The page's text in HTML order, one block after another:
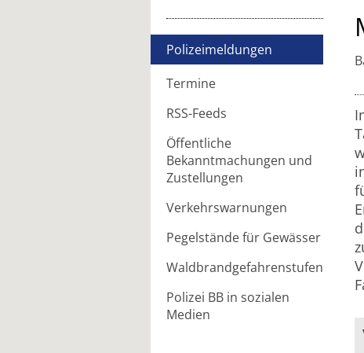
Polizeimeldungen
Termine
RSS-Feeds
Öffentliche
Bekanntmachungen und
Zustellungen
Verkehrswarnungen
Pegelstände für Gewässer
Waldbrandgefahrenstufen
Polizei BB in sozialen
Medien
Artikel weiterleiten